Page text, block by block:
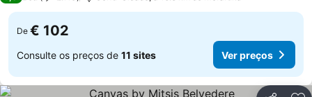
De € 102
Consulte os preços de 11 sites Ver preços